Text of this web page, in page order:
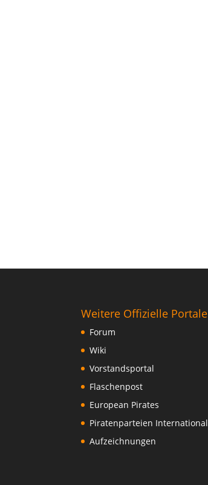
Weitere Offizielle Portale
Forum
Wiki
Vorstandsportal
Flaschenpost
European Pirates
Piratenparteien International
Aufzeichnungen